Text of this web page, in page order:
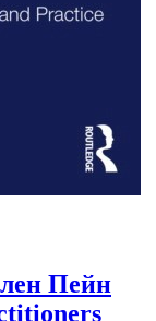
Пейн